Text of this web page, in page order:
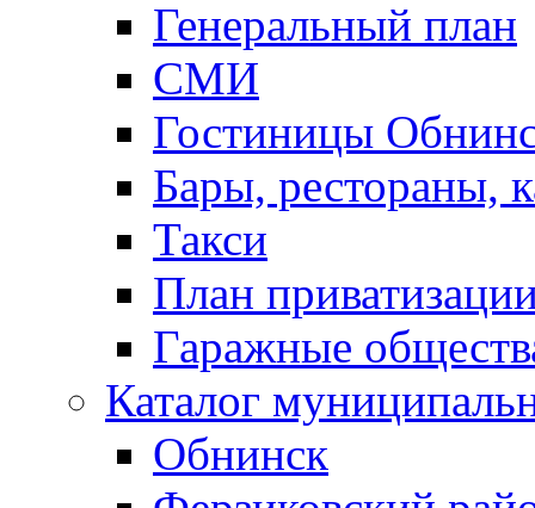
Генеральный план
СМИ
Гостиницы
Бары, рестораны,
Такси
План
Гаражные
Каталог
Обнинск